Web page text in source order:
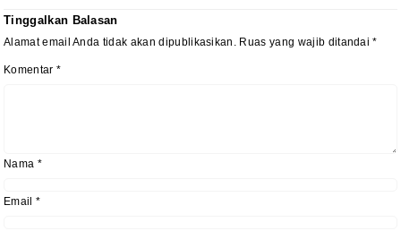
Tinggalkan Balasan
Alamat email Anda tidak akan dipublikasikan. Ruas yang wajib ditandai*
Komentar *
Nama *
Email *